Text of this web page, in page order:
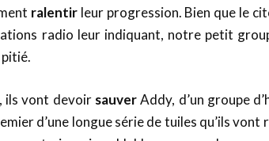
ralentirleur progression. Bien que le
radio leur indiquant, notre petit
pitié.
ils vont devoir sauverAddy, d’un groupe
d’une longue série de tuiles qu’ils